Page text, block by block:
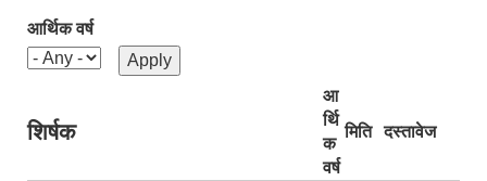
आर्थिक वर्ष
शिर्षक
आ
र्थि
क
वर्ष
मिति दस्तावेज